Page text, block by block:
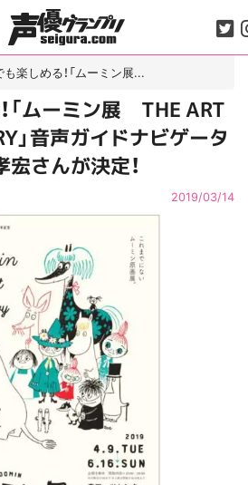
楽しめる！「ムーミン展...
「ムーミン展 THE ART
」音声ガイドナビゲータ
宏さんが決定！
2019/03/14